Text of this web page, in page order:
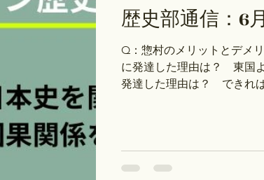
おく倉庫である義倉に、大
るという規定がある。 また
用に麦が集められていたこ
で納めていたはず。 六国
ど麦は出てこなかったです
歴史部通信：6
Q：惣村のメリットとデメ
に発達した理由は？ 東国
発達した理由は？ できれ
巻179p～ ※次のお休みは、
（木）です※ →年間スケジ